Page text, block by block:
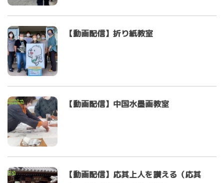
【動画配信】折り紙教室
【動画配信】中国水墨画教室
【動画配信】応其上人を讃える（応其